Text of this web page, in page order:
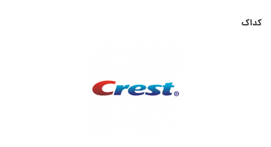
کداک